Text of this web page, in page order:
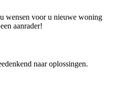
wensen voor u nieuwe woning
aanrader!
naar oplossingen.